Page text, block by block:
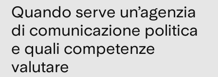
Quando serve un’agenzia
di comunicazione politica
e quali competenze
valutare